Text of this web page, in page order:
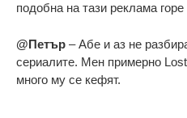
подобна на тази реклама
@Петър – Абе и аз не
сериалите. Мен примерно
много му се кефят.